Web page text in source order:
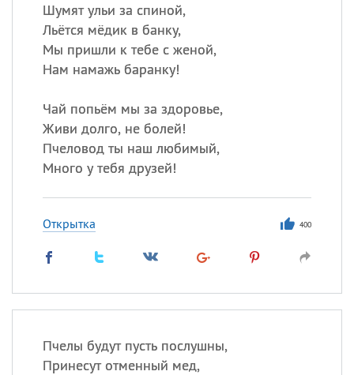
Шумят ульи за спиной,
Льётся мёдик в банку,
Мы пришли к тебе с женой,
Нам намажь баранку!
Чай попьём мы за здоровье,
Живи долго, не болей!
Пчеловод ты наш любимый,
Много у тебя друзей!
Открытка 400
Пчелы будут пусть послушны,
Принесут отменный мед,